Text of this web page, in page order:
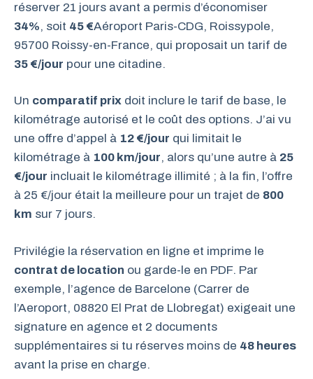
réserver 21 jours avant a permis d’économiser
34%, soit 45 €Aéroport Paris-CDG, Roissypole,
95700 Roissy-en-France, qui proposait un tarif de
35 €/jour pour une citadine.
Un comparatif prix doit inclure le tarif de base, le
kilométrage autorisé et le coût des options. J’ai vu
une offre d’appel à 12 €/jour qui limitait le
kilométrage à 100 km/jour, alors qu’une autre à 25
€/jour incluait le kilométrage illimité ; à la fin, l’offre
à 25 €/jour était la meilleure pour un trajet de 800
km sur 7 jours.
Privilégie la réservation en ligne et imprime le
contrat de location ou garde-le en PDF. Par
exemple, l’agence de Barcelone (Carrer de
l’Aeroport, 08820 El Prat de Llobregat) exigeait une
signature en agence et 2 documents
supplémentaires si tu réserves moins de 48 heures
avant la prise en charge.